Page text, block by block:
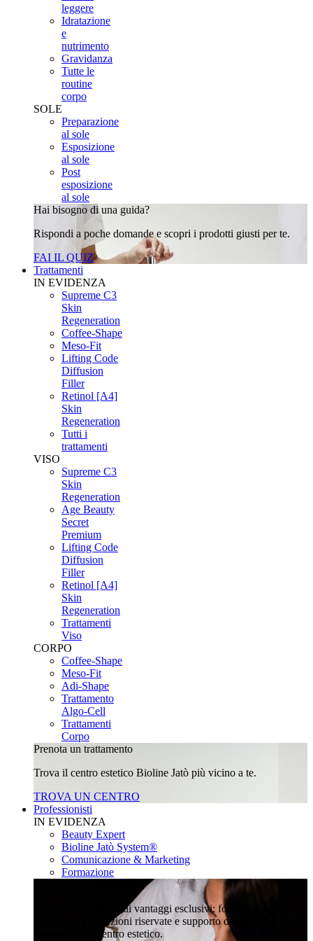
leggere
Idratazione
e
nutrimento
Gravidanza
Tutte le
routine
corpo
SOLE
Preparazione
al sole
Esposizione
al sole
Post
esposizione
al sole
Hai bisogno di una guida?
Rispondi a poche domande e scopri i prodotti giusti per te.
FAI IL QUIZ
Trattamenti
IN EVIDENZA
Supreme C3
Skin
Regeneration
Coffee-Shape
Meso-Fit
Lifting Code
Diffusion
Filler
Retinol [A4]
Skin
Regeneration
Tutti i
trattamenti
VISO
Supreme C3
Skin
Regeneration
Age Beauty
Secret
Premium
Lifting Code
Diffusion
Filler
Retinol [A4]
Skin
Regeneration
Trattamenti
Viso
CORPO
Coffee-Shape
Meso-Fit
Adi-Shape
Trattamento
Algo-Cell
Trattamenti
Corpo
Prenota un trattamento
Trova il centro estetico Bioline Jatò più vicino a te.
TROVA UN CENTRO
Professionisti
IN EVIDENZA
Beauty Expert
Bioline Jatò System®
Comunicazione & Marketing
Formazione
Accedi a un mondo di vantaggi esclusivi: formazione
certificata, promozioni riservate e supporto dedicato per far
crescere il tuo centro estetico.